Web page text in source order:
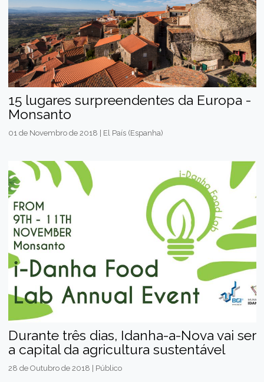
15 lugares surpreendentes da Europa -
Monsanto
01 de Novembro de 2018 | El País (Espanha)
Durante três dias, Idanha-a-Nova vai ser
a capital da agricultura sustentável
28 de Outubro de 2018 | Público